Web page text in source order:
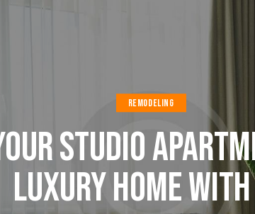
REMODELING
STUDIO
LUXURY HOME